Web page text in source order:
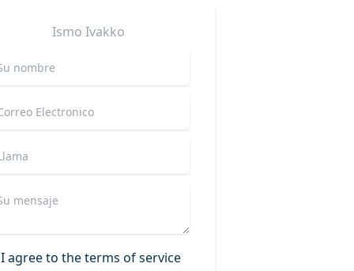
Ismo Ivakko
I agree to the terms of service